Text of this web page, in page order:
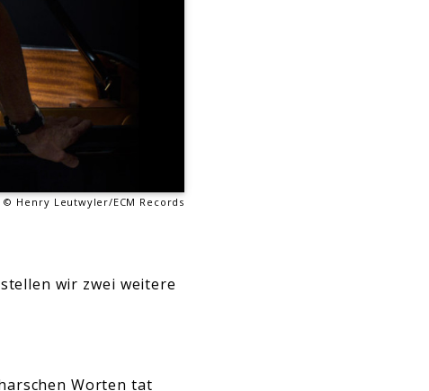
© Henry Leutwyler/ECM Records
wir zwei weitere
Worten tat